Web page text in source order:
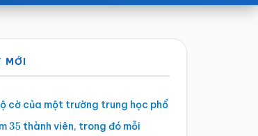
MỚI
cờ của một trường trung học phổ
35 thành viên, trong đó mỗi